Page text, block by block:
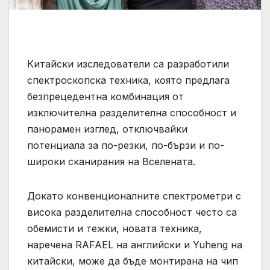
Китайски изследователи са разработили
спектроскопска техника, която предлага
безпрецедентна комбинация от
изключителна разделителна способност и
панорамен изглед, отключвайки
потенциала за по-резки, по-бързи и по-
широки сканирания на Вселената.
Докато конвенционалните спектрометри с
висока разделителна способност често са
обемисти и тежки, новата техника,
наречена RAFAEL на английски и Yuheng на
китайски, може да бъде монтирана на чип